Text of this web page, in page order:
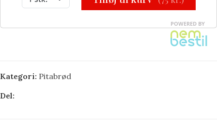
Kategori: Pitabrød
Del: